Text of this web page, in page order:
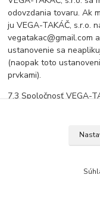
odovzdania tovaru. Ak
ju VEGA-TAKÁČ, s.r.o.
vegatakac@gmail.com
ustanovenie sa
(naopak toto
prvkami).
7.3 Spoločnosť VEGA-
prašné, vlhké
zásahom do výrobku
pohromou alebo